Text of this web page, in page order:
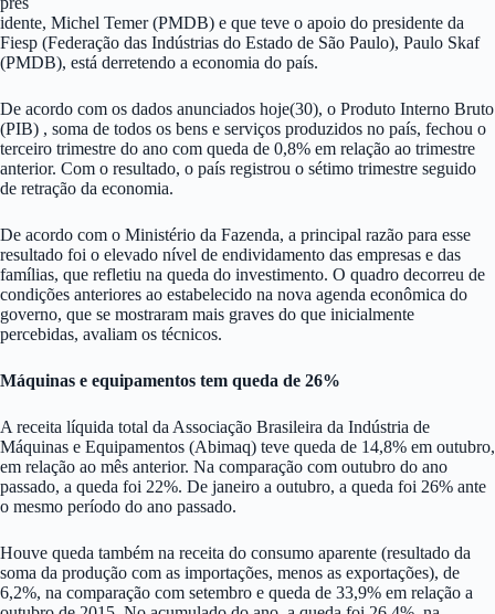
idente, Michel Temer (PMDB) e que teve o apoio do presidente da
Fiesp (Federação das Indústrias do Estado de São Paulo), Paulo Skaf
(PMDB), está derretendo a economia do país.
De acordo com os dados anunciados hoje(30), o Produto Interno Bruto
(PIB) , soma de todos os bens e serviços produzidos no país, fechou o
terceiro trimestre do ano com queda de 0,8% em relação ao trimestre
anterior. Com o resultado, o país registrou o sétimo trimestre seguido
de retração da economia.
De acordo com o Ministério da Fazenda, a principal razão para esse
resultado foi o elevado nível de endividamento das empresas e das
famílias, que refletiu na queda do investimento. O quadro decorreu de
condições anteriores ao estabelecido na nova agenda econômica do
governo, que se mostraram mais graves do que inicialmente
percebidas, avaliam os técnicos.
Máquinas e equipamentos tem queda de 26%
A receita líquida total da Associação Brasileira da Indústria de
Máquinas e Equipamentos (Abimaq) teve queda de 14,8% em outubro,
em relação ao mês anterior. Na comparação com outubro do ano
passado, a queda foi 22%. De janeiro a outubro, a queda foi 26% ante
o mesmo período do ano passado.
Houve queda também na receita do consumo aparente (resultado da
soma da produção com as importações, menos as exportações), de
6,2%, na comparação com setembro e queda de 33,9% em relação a